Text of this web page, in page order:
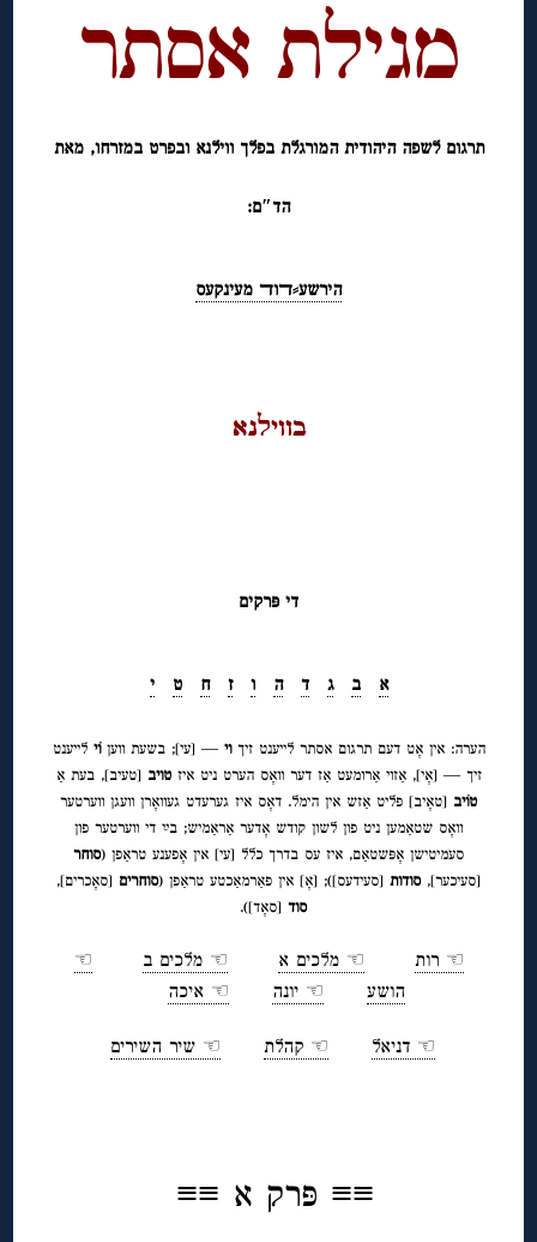
מגילת אסתר
תרגום לשפה היהודית המורגלת בפלך ווילנא ובפרט במזרחו, מאת
הד″ם:
הירשע⸗ﬢוﬢ מעינקעס
בוויﬥנא
די פּרקים
א ב ג ד ה ו ז ח ט י
הערה: אין אָט דעם תרגום אסתר לייענט זיךוי — [עי]; בשעת וועןוֹי לייענט
זיך — [אָי], אַזוי אַרומעט אַז דער וואָס הערט ניט איזטויב [טעיב], בעת אַ
טוֹיב [טאָיב] פליט אַזש אין הימל. דאָס איז גערעדט געוואָרן וועגן ווערטער
וואָס שטאַמען ניט פון לשון קודש אָדער אַראַמיש; בײַ די ווערטער פון
סעמיטישן אָפּשטאַם, איז עס בדרך כלל [עי] אין אָפענע טראַפן (סוחר
[סעיכער],סודות [סעידעס]); [אָ] אין פאַרמאַכטע טראַפן (סוחרים [סאָכרים],
סוד [סאָד]).
☜ רות ☜ מלכים א ☜ מלכים ב
☜
הושע
☜ יונה ☜ איכה
☜ דניאל ☜ קהלת ☜ שיר השירים
≡≡ פּרק א ≡≡